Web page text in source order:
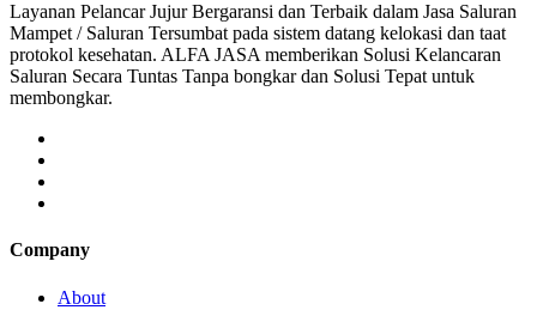
Layanan Pelancar Jujur Bergaransi dan Terbaik dalam Jasa Saluran
Mampet / Saluran Tersumbat pada sistem datang kelokasi dan taat
protokol kesehatan. ALFA JASA memberikan Solusi Kelancaran
Saluran Secara Tuntas Tanpa bongkar dan Solusi Tepat untuk
membongkar.
Company
About